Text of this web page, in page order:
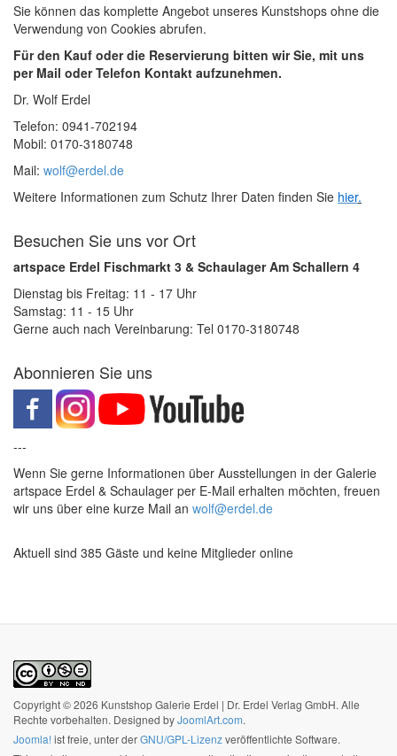
Sie können das komplette Angebot unseres Kunstshops ohne die
Verwendung von Cookies abrufen.
Für den Kauf oder die Reservierung bitten wir Sie, mit uns
per Mail oder Telefon Kontakt aufzunehmen.
Dr. Wolf Erdel
Telefon: 0941-702194
Mobil: 0170-3180748
Mail: wolf@erdel.de
Weitere Informationen zum Schutz Ihrer Daten finden Sie hier.
Besuchen Sie uns vor Ort
artspace Erdel Fischmarkt 3 & Schaulager Am Schallern 4
Dienstag bis Freitag: 11 - 17 Uhr
Samstag: 11 - 15 Uhr
Gerne auch nach Vereinbarung: Tel 0170-3180748
Abonnieren Sie uns
---
Wenn Sie gerne Informationen über Ausstellungen in der Galerie
artspace Erdel & Schaulager per E-Mail erhalten möchten, freuen
wir uns über eine kurze Mail an wolf@erdel.de
Aktuell sind 385 Gäste und keine Mitglieder online
Copyright © 2026 Kunstshop Galerie Erdel | Dr. Erdel Verlag GmbH. Alle
Rechte vorbehalten. Designed byJoomlArt.com.
Joomla!ist freie, unter derGNU/GPL-Lizenzveröffentlichte Software.